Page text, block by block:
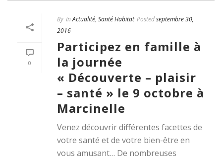
0
By In Actualité, Santé Habitat Postedseptembre 30,
2016
Participez en famille à
la journée
« Découverte – plaisir
– santé » le 9 octobre à
Marcinelle
Venez découvrir différentes facettes de
votre santé et de votre bien-être en
vous amusant… De nombreuses